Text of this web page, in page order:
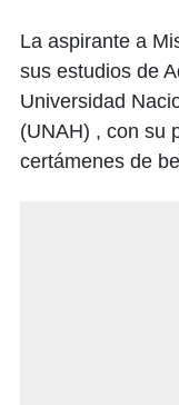
La aspirante a
sus estudios de
Universidad
(UNAH) , con su
certámenes de